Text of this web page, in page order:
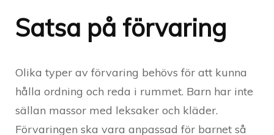
Satsa på förvaring
Olika typer av förvaring behövs för att kunna
hålla ordning och reda i rummet. Barn har inte
sällan massor med leksaker och kläder.
Förvaringen ska vara anpassad för barnet så